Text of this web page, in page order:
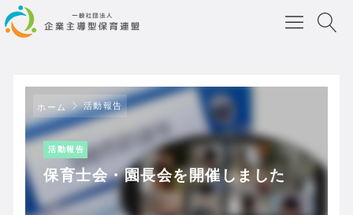
ホーム 活動報告
活動報告
保育士会・園長会を開催しました